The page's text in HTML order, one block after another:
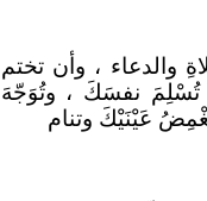
والدعاء ، وأن تختم
تُسْلِمَ نفسَكَ ، وتُوَجّهَ
عَيْنَيْكَ وتنام